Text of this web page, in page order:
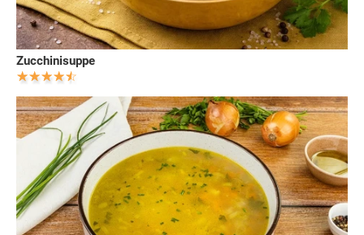
Zucchinisuppe